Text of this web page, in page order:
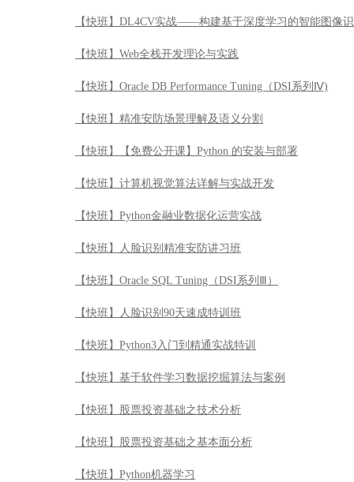
【快班】DL4CV实战——构建基于深度学习的智能图像
【快班】Web全栈开发理论与实践
【快班】Oracle DB Performance Tuning（DSI系列Ⅳ)
【快班】精准安防场景理解及语义分割
【快班】【免费公开课】Python 的安装与部署
【快班】计算机视觉算法详解与实战开发
【快班】Python金融业数据化运营实战
【快班】人脸识别精准安防讲习班
【快班】Oracle SQL Tuning（DSI系列Ⅲ）
【快班】人脸识别90天速成特训班
【快班】Python3入门到精通实战特训
【快班】基于软件学习数据挖掘算法与案例
【快班】股票投资基础之技术分析
【快班】股票投资基础之基本面分析
【快班】Python机器学习